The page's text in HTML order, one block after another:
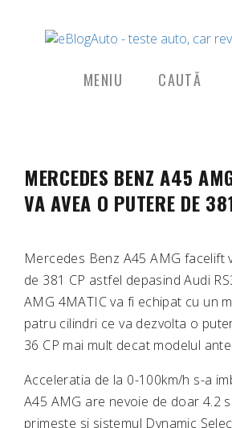
MENIU CAUTĂ
MERCEDES BENZ A45
VA AVEA O PUTERE DE
Mercedes Benz A45 AMG facelift
de 381 CP astfel depasind Audi
AMG 4MATIC va fi echipat cu un
patru cilindri ce va dezvolta o
36 CP mai mult decat modelul
Acceleratia de la 0-100km/h s-a
A45 AMG are nevoie de doar 4.2
primeste si sistemul Dynamic